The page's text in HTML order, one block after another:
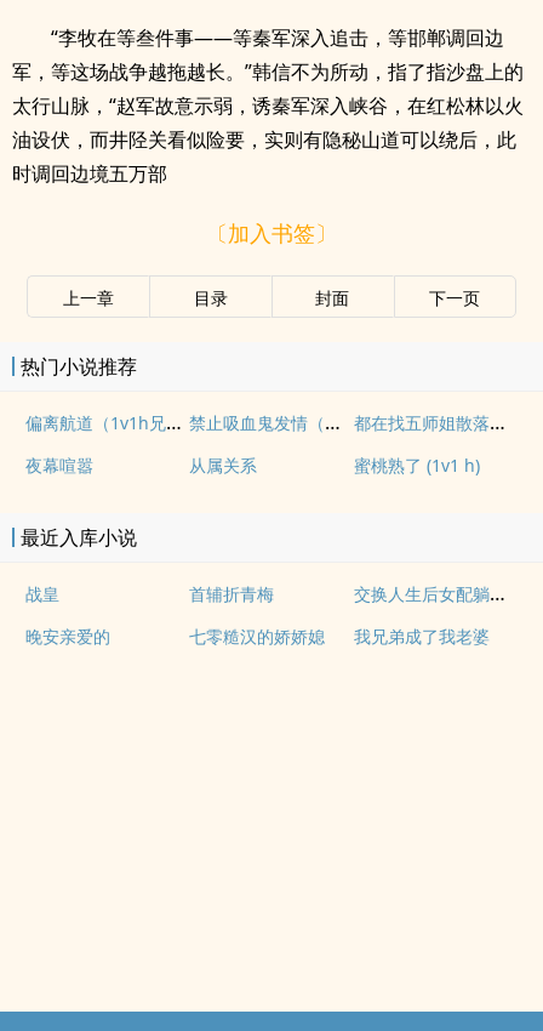
“李牧在等叁件事——等秦军深入追击，等邯郸调回边
军，等这场战争越拖越长。”韩信不为所动，指了指沙盘上的
太行山脉，“赵军故意示弱，诱秦军深入峡谷，在红松林以火
油设伏，而井陉关看似险要，实则有隐秘山道可以绕后，此
时调回边境五万部
〔加入书签〕
上一章 目录 封面 下一页
热门小说推荐
偏离航道（1v1h兄妹骨科bg） 禁止吸血鬼发情（姐狗高H 1v1） 都在找五师姐散落的法宝
夜幕喧嚣 从属关系 蜜桃熟了 (1v1 h)
最近入库小说
战皇 首辅折青梅 交换人生后女配躺赢全豪门团宠
晚安亲爱的 七零糙汉的娇娇媳 我兄弟成了我老婆